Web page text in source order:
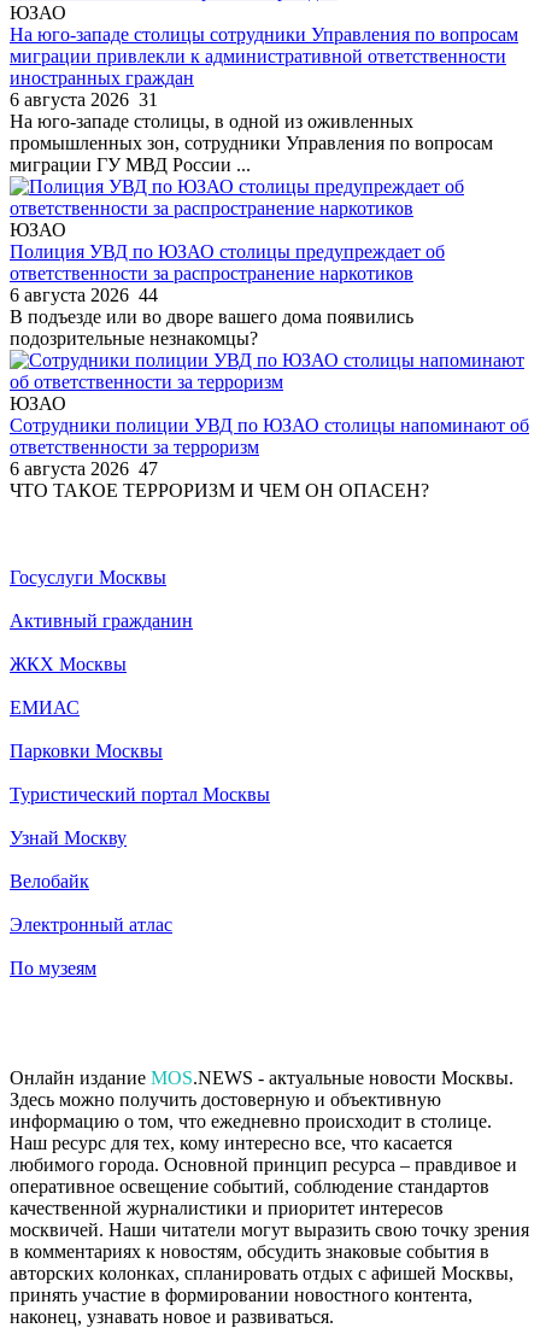
ЮЗАО
На юго-западе столицы сотрудники Управления по вопросам
миграции привлекли к административной ответственности
иностранных граждан
6 августа 2026 31
На юго-западе столицы, в одной из оживленных
промышленных зон, сотрудники Управления по вопросам
миграции ГУ МВД России ...
ЮЗАО
Полиция УВД по ЮЗАО столицы предупреждает об
ответственности за распространение наркотиков
6 августа 2026 44
В подъезде или во дворе вашего дома появились
подозрительные незнакомцы?
ЮЗАО
Сотрудники полиции УВД по ЮЗАО столицы напоминают об
ответственности за терроризм
6 августа 2026 47
ЧТО ТАКОЕ ТЕРРОРИЗМ И ЧЕМ ОН ОПАСЕН?
Госуслуги Москвы
Активный гражданин
ЖКХ Москвы
ЕМИАС
Парковки Москвы
Туристический портал Москвы
Узнай Москву
Велобайк
Электронный атлас
По музеям
Онлайн издание MOS.NEWS - актуальные новости Москвы.
Здесь можно получить достоверную и объективную
информацию о том, что ежедневно происходит в столице.
Наш ресурс для тех, кому интересно все, что касается
любимого города. Основной принцип ресурса – правдивое и
оперативное освещение событий, соблюдение стандартов
качественной журналистики и приоритет интересов
москвичей. Наши читатели могут выразить свою точку зрения
в комментариях к новостям, обсудить знаковые события в
авторских колонках, спланировать отдых с афишей Москвы,
принять участие в формировании новостного контента,
наконец, узнавать новое и развиваться.